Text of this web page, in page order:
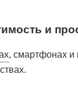
и
, смартфонах и